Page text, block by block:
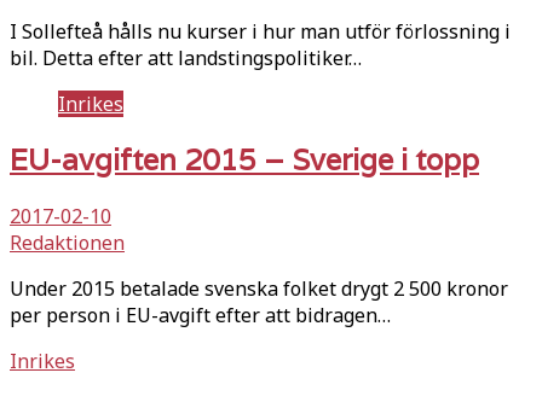
I Sollefteå hålls nu kurser i hur man utför förlossning i
bil. Detta efter att landstingspolitiker…
Inrikes
EU-avgiften 2015 – Sverige i topp
2017-02-10
Redaktionen
Under 2015 betalade svenska folket drygt 2 500 kronor
per person i EU-avgift efter att bidragen…
Inrikes